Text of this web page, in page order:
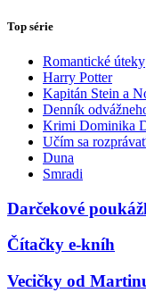
Top série
Romantické úteky
Harry Potter
Kapitán Stein a
Denník
Krimi Dominika
Učím sa
Duna
Smradi
Darčekové
Čítačky e-kníh
Vecičky od